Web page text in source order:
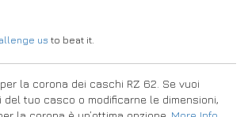
us to beat it.
la corona dei caschi RZ 62. Se vuoi
del tuo casco o modificarne le dimensioni,